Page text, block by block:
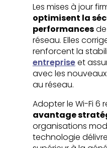
Les mises à jour
optimisent la
performancesde
réseau. Elles
renforcent la
entrepriseet
avec les
au réseau.
Adopter le Wi-Fi 6
avantage
organisations
technologie